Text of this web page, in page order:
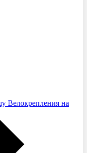
Велокрепления на